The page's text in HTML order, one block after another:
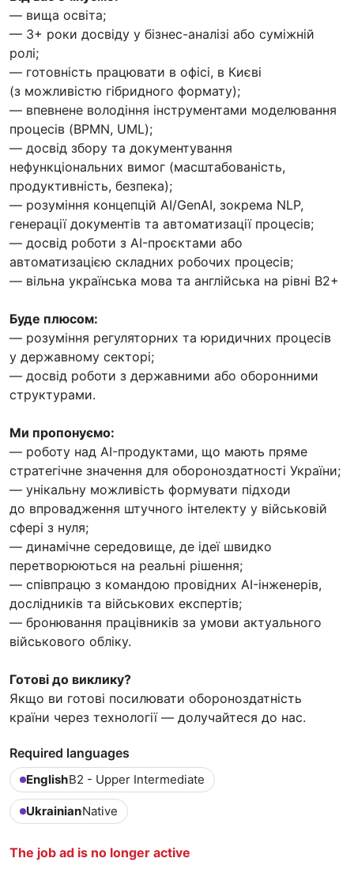
— вища освіта;
— 3+ роки досвіду у бізнес-аналізі або суміжній
ролі;
— готовність працювати в офісі, в Києві
(з можливістю гібридного формату);
— впевнене володіння інструментами моделювання
процесів (BPMN, UML);
— досвід збору та документування
нефункціональних вимог (масштабованість,
продуктивність, безпека);
— розуміння концепцій AI/GenAI, зокрема NLP,
генерації документів та автоматизації процесів;
— досвід роботи з AI-проєктами або
автоматизацією складних робочих процесів;
— вільна українська мова та англійська на рівні B2+
Буде плюсом:
— розуміння регуляторних та юридичних процесів
у державному секторі;
— досвід роботи з державними або оборонними
структурами.
Ми пропонуємо:
— роботу над AI-продуктами, що мають пряме
стратегічне значення для обороноздатності України;
— унікальну можливість формувати підходи
до впровадження штучного інтелекту у військовій
сфері з нуля;
— динамічне середовище, де ідеї швидко
перетворюються на реальні рішення;
— співпрацю з командою провідних AI-інженерів,
дослідників та військових експертів;
— бронювання працівників за умови актуального
військового обліку.
Готові до виклику?
Якщо ви готові посилювати обороноздатність
країни через технології — долучайтеся до нас.
Required languages
EnglishB2 - Upper Intermediate
UkrainianNative
The job ad is no longer active